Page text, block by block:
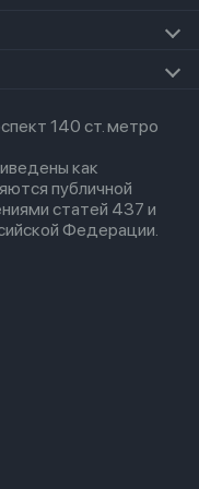
140 ст. метро
как
публичной
статей 437 и
Федерации.